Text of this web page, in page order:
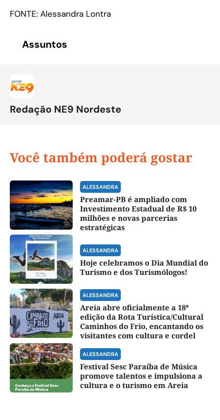
FONTE: Alessandra Lontra
Assuntos
Redação NE9 Nordeste
Você também poderá gostar
ALESSANDRA
Preamar-PB é ampliado com
Investimento Estadual de R$ 10
milhões e novas parcerias
estratégicas
ALESSANDRA
Hoje celebramos o Dia Mundial do
Turismo e dos Turismólogos!
ALESSANDRA
Areia abre oficialmente a 18ª
edição da Rota Turística/Cultural
Caminhos do Frio, encantando os
visitantes com cultura e cordel
ALESSANDRA
Festival Sesc Paraíba de Música
promove talentos e impulsiona a
cultura e o turismo em Areia